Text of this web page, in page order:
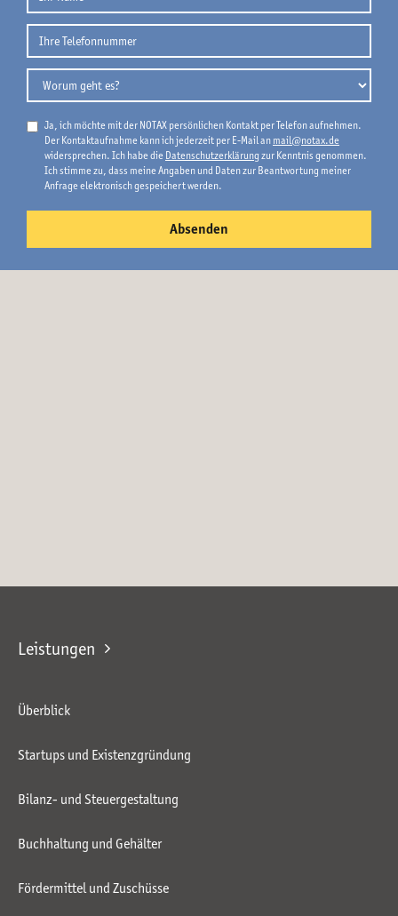
Ja, ich möchte mit der NOTAX persönlichen Kontakt per Telefon aufnehmen.
Der Kontaktaufnahme kann ich jederzeit per E-Mail an mail@notax.de
widersprechen. Ich habe die Datenschutzerklärungzur Kenntnis genommen.
Ich stimme zu, dass meine Angaben und Daten zur Beantwortung meiner
Anfrage elektronisch gespeichert werden.
Leistungen
Überblick
Startups und Existenzgründung
Bilanz- und Steuergestaltung
Buchhaltung und Gehälter
Fördermittel und Zuschüsse